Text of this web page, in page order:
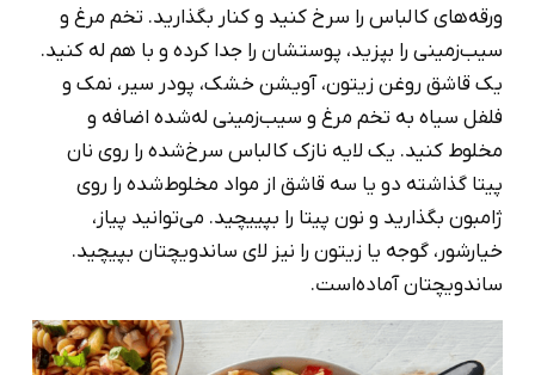
ورقه‌های کالباس را سرخ کنید و کنار بگذارید. تخم مرغ و
سیب‌زمینی را بپزید، پوستشان را جدا کرده و با هم له کنید.
یک قاشق روغن زیتون، آویشن خشک، پودر سیر، نمک و
فلفل سیاه به تخم مرغ و سیب‌زمینی له‌شده اضافه و
مخلوط کنید. یک لایه نازک کالباس سرخ‌شده را روی نان
پیتا گذاشته دو یا سه قاشق از مواد مخلوط‌شده را روی
ژامبون بگذارید و نون پیتا را بپییچید. می‌توانید پیاز،
خیارشور، گوجه یا زیتون را نیز لای ساندویچتان بپیچید.
ساندویچتان آماده‌است.